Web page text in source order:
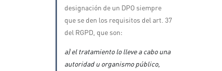
designación de un DPO siempre
que se den los requisitos del art. 37
del RGPD, que son:
a) el tratamiento lo lleve a cabo una
autoridad u organismo público,